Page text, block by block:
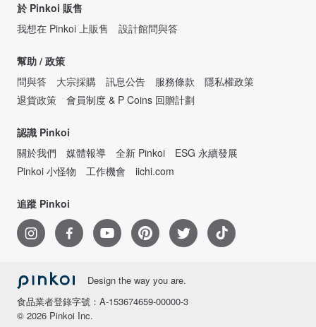
於 Pinkoi 販售
我想在 Pinkoi 上販售
設計館問與答
幫助 / 政策
問與答
大宗採購 訊息公告 服務條款
隱私權政策
退貨政策
會員制度 & P Coins 回贈計劃
認識 Pinkoi
關於我們
媒體報導 全新 Pinkoi
ESG 永續發展
Pinkoi 小怪物
工作機會 iichi.com
追蹤 Pinkoi
Design the way you are.
食品業者登錄字號：A-153674659-00000-3
© 2026 Pinkoi Inc.